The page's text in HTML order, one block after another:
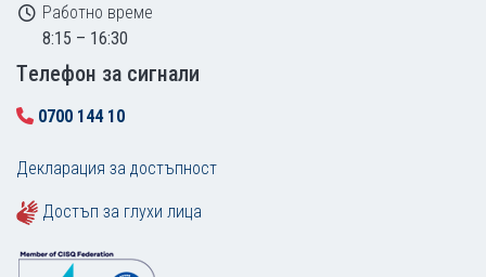
Работно време
8:15 – 16:30
Tелефон за сигнали
0700 144 10
Декларация за достъпност
Достъп за глухи лица